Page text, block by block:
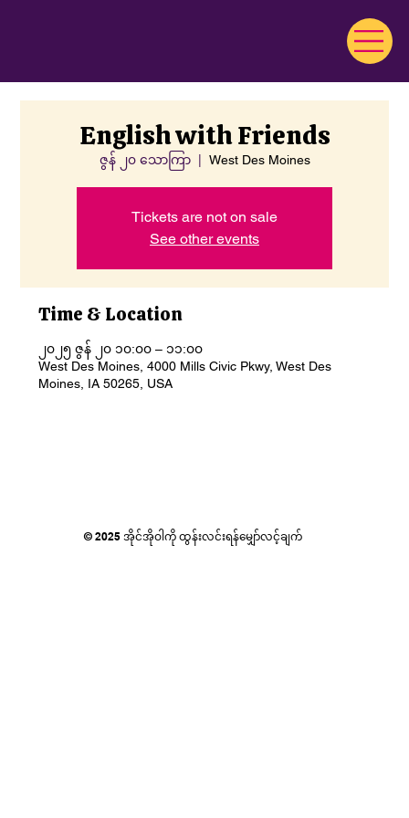
English with Friends
ဇွန် ၂၀ သောကြာ
  |
West Des Moines
Tickets are not on sale
See other events
Time & Location
၂၀၂၅ ဇွန် ၂၀ ၁၀:၀၀ – ၁၁:၀၀
West Des Moines, 4000 Mills Civic Pkwy, West Des
Moines, IA 50265, USA
© 2025 အိုင်အိုဝါကို ထွန်းလင်းရန်မျှော်လင့်ချက်